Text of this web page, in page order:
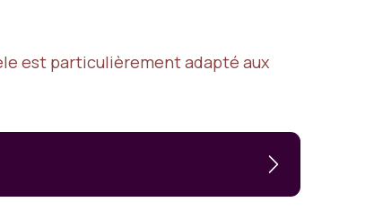
est particulièrement adapté aux